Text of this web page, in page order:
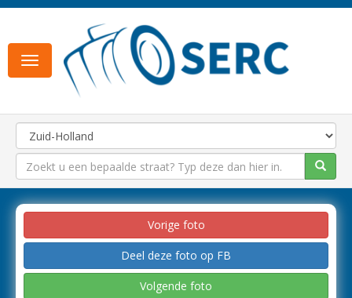
Toggle
navigation
Vorige foto
Deel deze foto op FB
Volgende foto